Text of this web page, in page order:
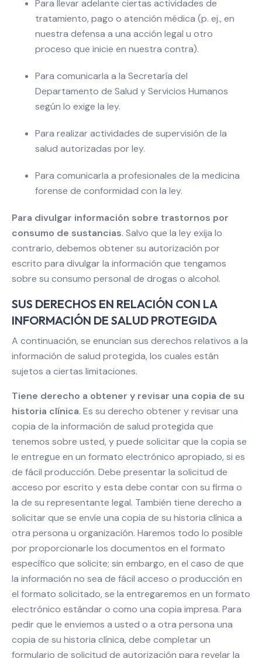
Para llevar adelante ciertas actividades de
tratamiento, pago o atención médica (p. ej., en
nuestra defensa a una acción legal u otro
proceso que inicie en nuestra contra).
Para comunicarla a la Secretaría del
Departamento de Salud y Servicios Humanos
según lo exige la ley.
Para realizar actividades de supervisión de la
salud autorizadas por ley.
Para comunicarla a profesionales de la medicina
forense de conformidad con la ley.
Para divulgar información sobre trastornos por
consumo de sustancias. Salvo que la ley exija lo
contrario, debemos obtener su autorización por
escrito para divulgar la información que tengamos
sobre su consumo personal de drogas o alcohol.
SUS DERECHOS EN RELACIÓN CON LA
INFORMACIÓN DE SALUD PROTEGIDA
A continuación, se enuncian sus derechos relativos a la
información de salud protegida, los cuales están
sujetos a ciertas limitaciones.
Tiene derecho a obtener y revisar una copia de su
historia clínica. Es su derecho obtener y revisar una
copia de la información de salud protegida que
tenemos sobre usted, y puede solicitar que la copia se
le entregue en un formato electrónico apropiado, si es
de fácil producción. Debe presentar la solicitud de
acceso por escrito y esta debe contar con su firma o
la de su representante legal. También tiene derecho a
solicitar que se envíe una copia de su historia clínica a
otra persona u organización. Haremos todo lo posible
por proporcionarle los documentos en el formato
específico que solicite; sin embargo, en el caso de que
la información no sea de fácil acceso o producción en
el formato solicitado, se la entregaremos en un formato
electrónico estándar o como una copia impresa. Para
pedir que le enviemos a usted o a otra persona una
copia de su historia clínica, debe completar un
formulario de solicitud de autorización para revelar la